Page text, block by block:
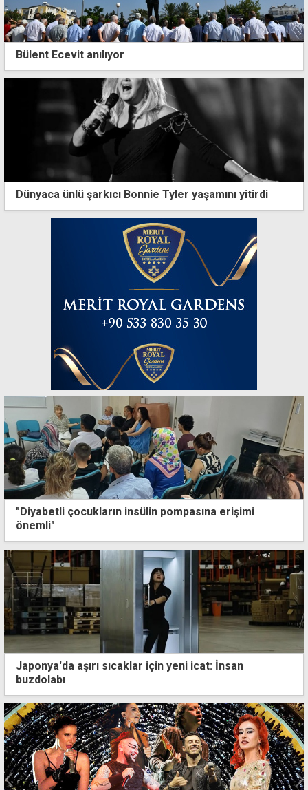
Bülent Ecevit anılıyor
Dünyaca ünlü şarkıcı Bonnie Tyler yaşamını yitirdi
"Diyabetli çocukların insülin pompasına erişimi
önemli"
Japonya'da aşırı sıcaklar için yeni icat: İnsan
buzdolabı